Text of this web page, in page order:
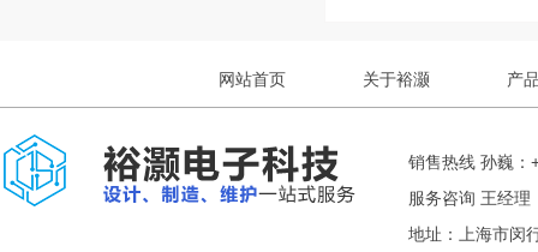
网站首页 关于裕灏 产
销售热线 孙巍
服务咨询 王经
地址：上海市闵